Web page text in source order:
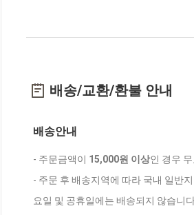
배송/교환/환불 안내
배송안내
- 주문금액이 15,000원 이상인 경우
- 주문 후 배송지역에 따라 국내 일반
요일 및 공휴일에는 배송되지 않습니